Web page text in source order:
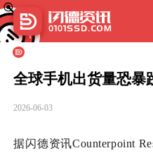
全球手机出货量恐暴
2026-06-03
据闪德资讯Counterpoint